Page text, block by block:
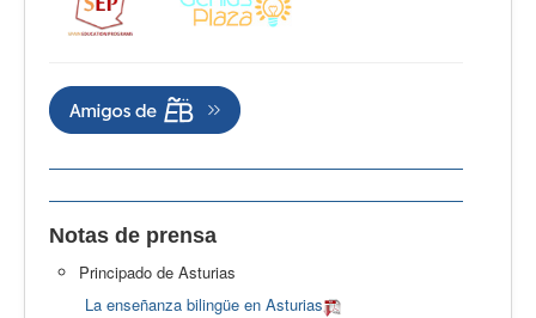
Notas de prensa
Principado de Asturias
La enseñanza bilingüe en Asturias